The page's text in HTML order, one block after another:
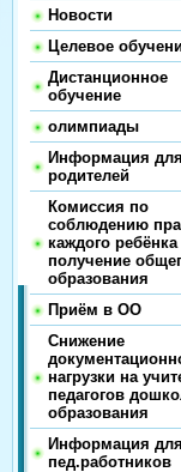
Новости
Целевое
Дистанционное
обучение
олимпиады
Информация для
родителей
Комиссия по
соблюдению
каждого ребёнка
получение
образования
Приём в ОО
Снижение
нагрузки на
педагогов
образования
Информация для
пед.работников